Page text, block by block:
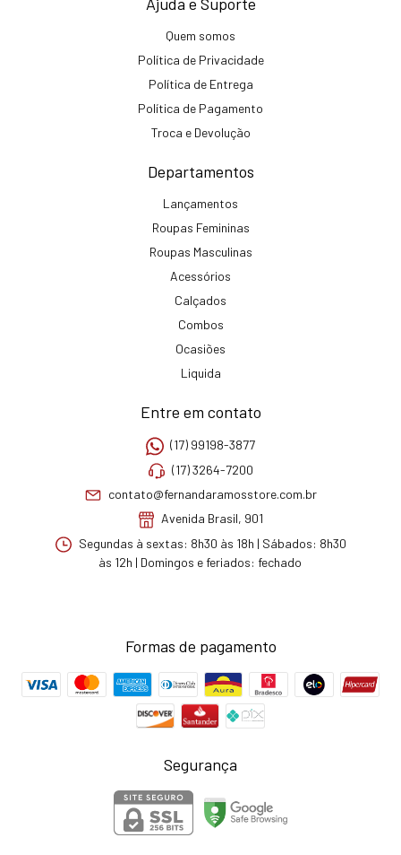
Quem somos
Política de Privacidade
Política de Entrega
Política de Pagamento
Troca e Devolução
Departamentos
Lançamentos
Roupas Femininas
Roupas Masculinas
Acessórios
Calçados
Combos
Ocasiões
Liquida
Entre em contato
(17) 99198-3877
(17) 3264-7200
contato@fernandaramosstore.com.br
Avenida Brasil, 901
Segundas à sextas: 8h30 às 18h | Sábados: 8h30
às 12h | Domingos e feriados: fechado
Formas de pagamento
Segurança